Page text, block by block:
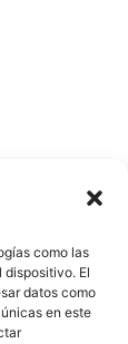
como las
El
datos como
en este